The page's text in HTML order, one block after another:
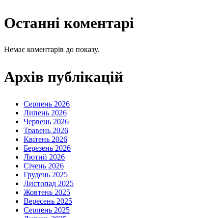
Останні коментарі
Немає коментарів до показу.
Архів публікацій
Серпень 2026
Липень 2026
Червень 2026
Травень 2026
Квітень 2026
Березень 2026
Лютий 2026
Січень 2026
Грудень 2025
Листопад 2025
Жовтень 2025
Вересень 2025
Серпень 2025